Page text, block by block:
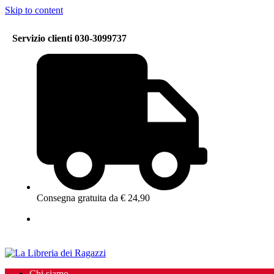
Skip to content
Servizio clienti 030-3099737
Consegna gratuita da € 24,90